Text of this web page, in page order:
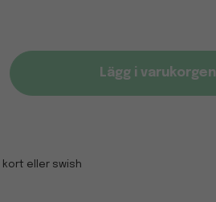
Lägg i varukorgen
eller swish